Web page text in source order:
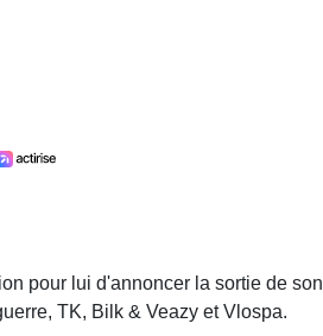
pour lui d'annoncer la sortie de son
TK, Bilk & Veazy et Vlospa.